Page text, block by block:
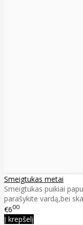
Smeigtukas metai
Smeigtukas puikiai
parašykite vardą,bei
€600
Į krepšelį